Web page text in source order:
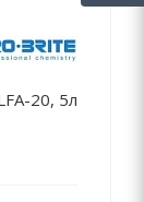
20, 5л